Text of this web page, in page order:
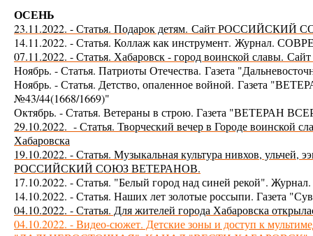
ОСЕНЬ
23.11.2022. - Статья. Подарок детям. Сайт РОССИЙСКИЙ
14.11.2022. - Статья. Коллаж как инструмент. Журнал.
07.11.2022. - Статья. Хабаровск - город воинской славы.
Ноябрь. - Статья. Патриоты Отечества. Газета
Ноябрь. - Статья. Детство, опаленное войной. Газета
№43/44(1668/1669)"
Октябрь. - Статья. Ветераны в строю. Газета "ВЕТЕРАН
29.10.2022. - Статья. Творческий вечер в Городе воинской
Хабаровска
19.10.2022. - Статья. Музыкальная культура нивхов, ульчей,
РОССИЙСКИЙ СОЮЗ ВЕТЕРАНОВ.
17.10.2022. - Статья. "Белый город над синей рекой".
14.10.2022. - Статья. Наших лет золотые россыпи. Газета
04.10.2022. - Статья. Для жителей города Хабаровска
04.10.2022. - Видео-сюжет. Детские зоны и доступ к